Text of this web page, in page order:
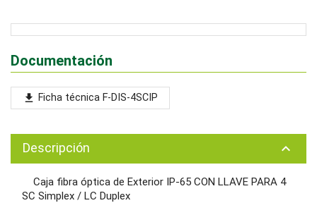
Documentación
file_download Ficha técnica F-DIS-4SCIP
Descripción keyboard_arrow_up
Caja fibra óptica de Exterior IP-65 CON LLAVE PARA 4
SC Simplex / LC Duplex